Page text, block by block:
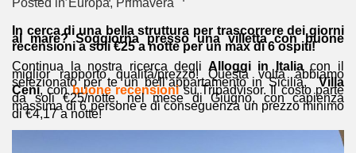
Posted in Europa, Primavera
In cerca di una bella struttura per trascorrere dei giorni
al mare? Soggiorna presso una villetta con buone
recensioni a soli €25 a notte per un max di 6 ospiti!
Continua la nostra ricerca degli Alloggi in Italiacon il
miglior rapporto qualità/prezzo! Questa volta abbiamo
selezionato per te un bell’appartamento in Sicilia,Villa
Ceni, conbuone recensionisu Tripadvisor. Il costo parte
da soli €25/notte, nel mese di Giugno, con capienza
massima di 6 persone e di conseguenza un prezzo minimo
di €4,17 a notte!